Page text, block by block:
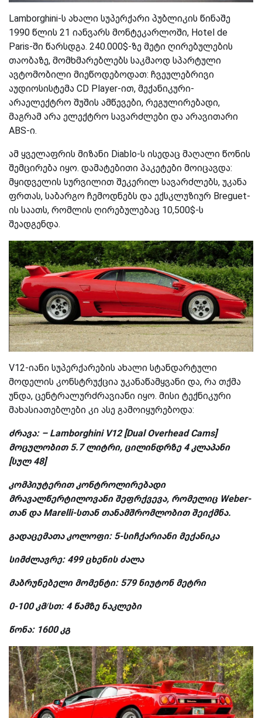
Lamborghini-ს ახალი სუპერქარი პუბლიკის წინაშე
1990 წლის 21 იანვარს მონტეკარლოში, Hotel de
Paris-ში წარსდგა. 240.000$-ზე მეტი ღირებულების
თაობაზე, მომხმარებლებს საკმაოდ სპარტული
ავტომობილი მიეწოდებოდათ: ჩვეულებრივი
აუდიოსისტემა CD Player-ით, მექანიკური-
არაელექტრო შუშის ამწევები, რეგულირებადი,
მაგრამ არა ელექტრო სავარძლები და არავითარი
ABS-ი.
ამ ყველაფრის მიზანი Diablo-ს ისედაც მაღალი წონის
შემცირება იყო. დამატებითი პაკეტები მოიცავდა:
მყიდველის სურვილით შეკერილ სავარძლებს, უკანა
ფრთას, საბარგო ჩემოდნებს და ექსკლუზიურ Breguet-
ის საათს, რომლის ღირებულებაც 10,500$-ს
შეადგენდა.
V12-იანი სუპერქარების ახალი სტანდარტული
მოდელის კონსტრუქცია უკანაწამყვანი და, რა თქმა
უნდა, ცენტრალურძრავიანი იყო. მისი ტექნიკური
მახასიათებლები კი ასე გამოიყურებოდა:
ძრავა: – Lamborghini V12 [Dual Overhead Cams]
მოცულობით5.7ლიტრი, ცილინდრზე4კლაპანი
[სულ48]
კომპიუტერით კონტროლირებადი
მრავალწერტილოვანი შეფრქვევა, რომელიცWeber-
თან დაMarelli-სთან თანამშრომლობით შეიქმნა.
გადაცემათა კოლოფი: 5-სიჩქარიანი მექანიკა
სიმძლავრე: 499ცხენის ძალა
მაბრუნებელი მომენტი: 579ნიუტონ მეტრი
0-100კმ/სთ: 4 წამზე ნაკლები
წონა: 1600კგ